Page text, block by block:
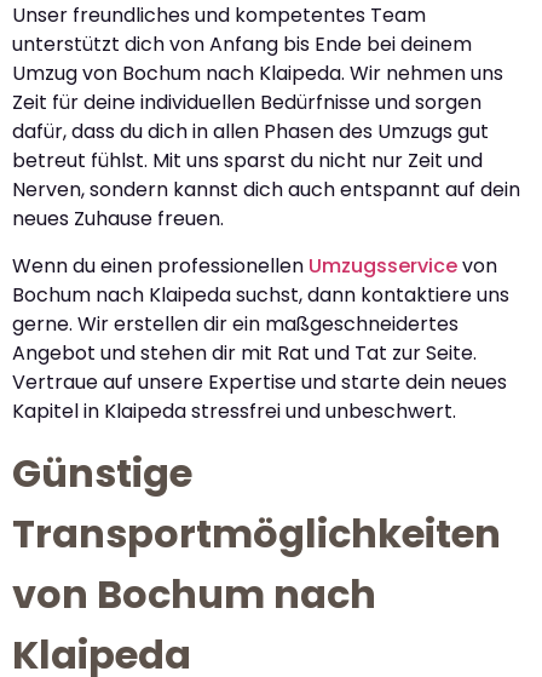
Unser freundliches und kompetentes Team
unterstützt dich von Anfang bis Ende bei deinem
Umzug von Bochum nach Klaipeda. Wir nehmen uns
Zeit für deine individuellen Bedürfnisse und sorgen
dafür, dass du dich in allen Phasen des Umzugs gut
betreut fühlst. Mit uns sparst du nicht nur Zeit und
Nerven, sondern kannst dich auch entspannt auf dein
neues Zuhause freuen.
Wenn du einen professionellen Umzugsservicevon
Bochum nach Klaipeda suchst, dann kontaktiere uns
gerne. Wir erstellen dir ein maßgeschneidertes
Angebot und stehen dir mit Rat und Tat zur Seite.
Vertraue auf unsere Expertise und starte dein neues
Kapitel in Klaipeda stressfrei und unbeschwert.
Günstige
Transportmöglichkeiten
von Bochum nach
Klaipeda